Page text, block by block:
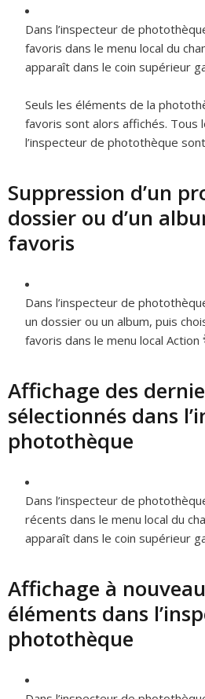
Dans l’inspecteur de
favoris dans le menu local du
apparaît dans le coin supérieur
Seuls les éléments de la
favoris sont alors affichés. Tous
l’inspecteur de photothèque
Suppression d’un
dossier ou d’un
favoris
Dans l’inspecteur de
un dossier ou un album, puis
favoris dans le menu local Action
Affichage des
sélectionnés dans
photothèque
Dans l’inspecteur de
récents dans le menu local du
apparaît dans le coin supérieur
Affichage à
éléments dans
photothèque